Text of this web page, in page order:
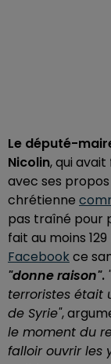
Le député-
Nicolin, qui
avec ses
chrétienne
pas traîné pour
fait au moins
Facebook ce
"donne raison".
terroristes était
de Syrie",
le moment du
falloir ouvrir les